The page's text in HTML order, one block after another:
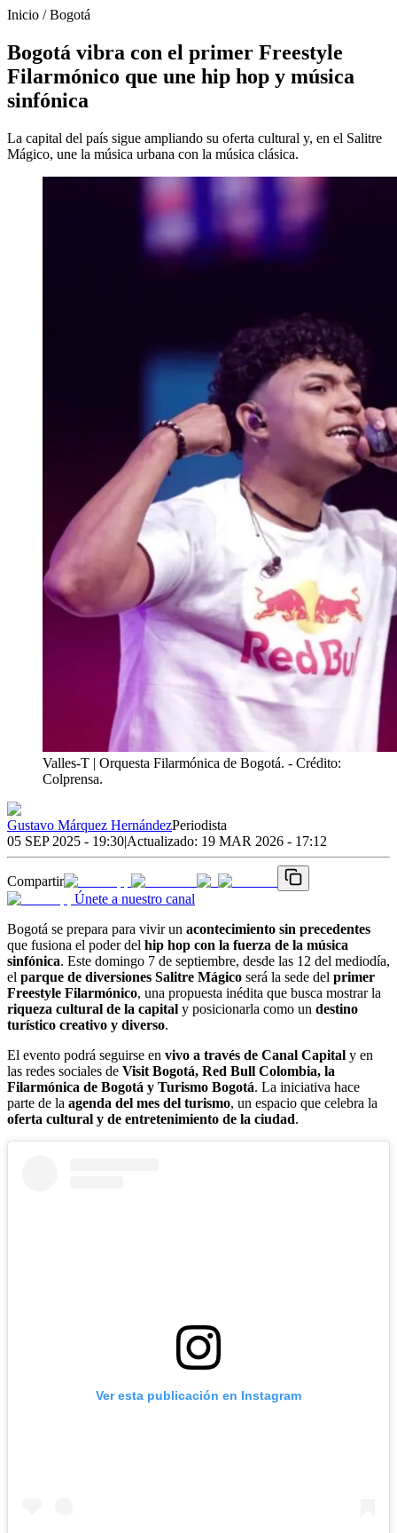
Inicio /Bogotá
Bogotá vibra con el primer Freestyle
Filarmónico que une hip hop y música
sinfónica
La capital del país sigue ampliando su oferta cultural y, en el Salitre
Mágico, une la música urbana con la música clásica.
Valles-T | Orquesta Filarmónica de Bogotá. - Crédito:
Colprensa.
Gustavo Márquez HernándezPeriodista
05 SEP 2025 - 19:30|Actualizado: 19 MAR 2026 - 17:12
Compartir
Únete a nuestro canal
Bogotá se prepara para vivir un acontecimiento sin precedentes
que fusiona el poder del hip hop con la fuerza de la música
sinfónica. Este domingo 7 de septiembre, desde las 12 del mediodía,
el parque de diversiones Salitre Mágico será la sede del primer
Freestyle Filarmónico, una propuesta inédita que busca mostrar la
riqueza cultural de la capital y posicionarla como un destino
turístico creativo y diverso.
El evento podrá seguirse en vivo a través de Canal Capital y en
las redes sociales de Visit Bogotá, Red Bull Colombia, la
Filarmónica de Bogotá y Turismo Bogotá. La iniciativa hace
parte de la agenda del mes del turismo, un espacio que celebra la
oferta cultural y de entretenimiento de la ciudad.
Ver esta publicación en Instagram